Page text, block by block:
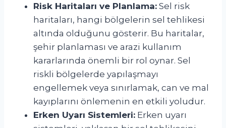
Risk Haritaları ve Planlama: Sel risk
haritaları, hangi bölgelerin sel tehlikesi
altında olduğunu gösterir. Bu haritalar,
şehir planlaması ve arazi kullanım
kararlarında önemli bir rol oynar. Sel
riskli bölgelerde yapılaşmayı
engellemek veya sınırlamak, can ve mal
kayıplarını önlemenin en etkili yoludur.
Erken Uyarı Sistemleri: Erken uyarı